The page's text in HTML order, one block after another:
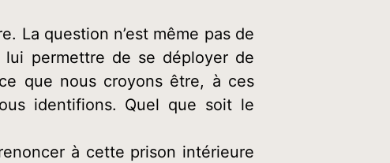
La question n’est même pas de
permettre de se déployer de
que nous croyons être, à ces
identifions. Quel que soit le
à cette prison intérieure